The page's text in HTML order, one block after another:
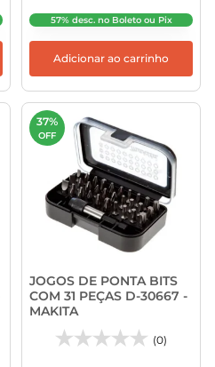
57% desc. no Boleto ou Pix
Adicionar ao carrinho
37%
OFF
JOGOS DE PONTA BITS
COM 31 PEÇAS D-30667 -
MAKITA
(0)